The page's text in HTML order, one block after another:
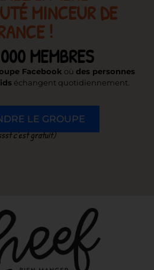
MINCEUR DE
!
MEMBRES
Facebook où des personnes
échangent quotidiennement.
LE GROUPE
c’est gratuit)